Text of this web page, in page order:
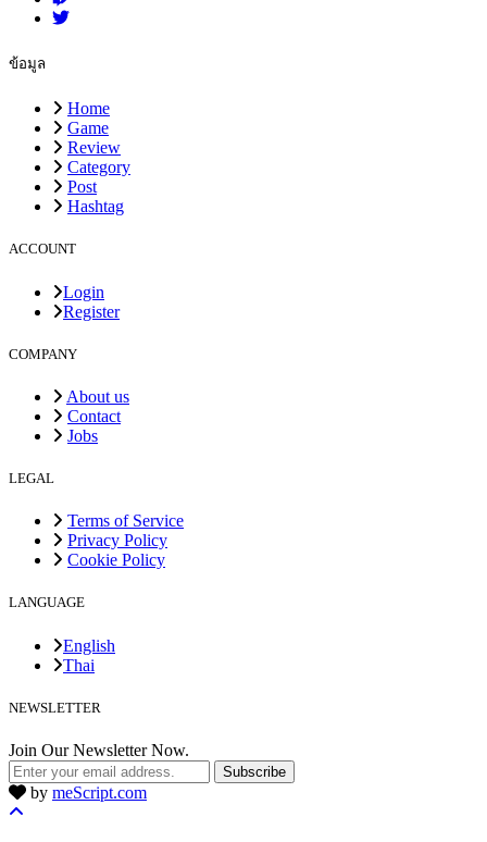
ข้อมูล
Home
Game
Review
Category
Post
Hashtag
ACCOUNT
Login
Register
COMPANY
About us
Contact
Jobs
LEGAL
Terms of Service
Privacy Policy
Cookie Policy
LANGUAGE
English
Thai
NEWSLETTER
Join Our Newsletter Now.
Subscribe
by meScript.com